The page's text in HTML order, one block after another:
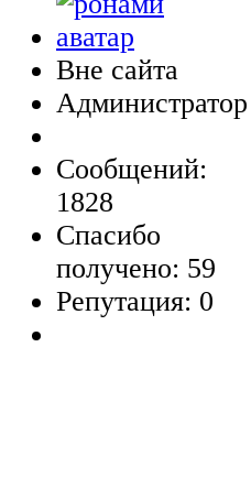
Вне сайта
Администратор
Сообщений:
1828
Спасибо
получено: 59
Репутация: 0